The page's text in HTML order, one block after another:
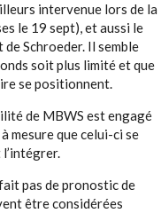
intervenue lors de la
le 19 sept), et aussi le
Schroeder. Il semble
soit plus limité et que
se positionnent.
de MBWS est engagé
mesure que celui-ci se
pas de pronostic de
être considérées